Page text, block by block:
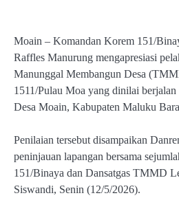
Moain – Komandan Korem 151/
Raffles Manurung mengapresiasi
Manunggal Membangun Desa
1511/Pulau Moa yang dinilai berjalan
Desa Moain, Kabupaten Maluku
Penilaian tersebut disampaikan
peninjauan lapangan bersama
151/Binaya dan Dansatgas TMMD
Siswandi, Senin (12/5/2026).